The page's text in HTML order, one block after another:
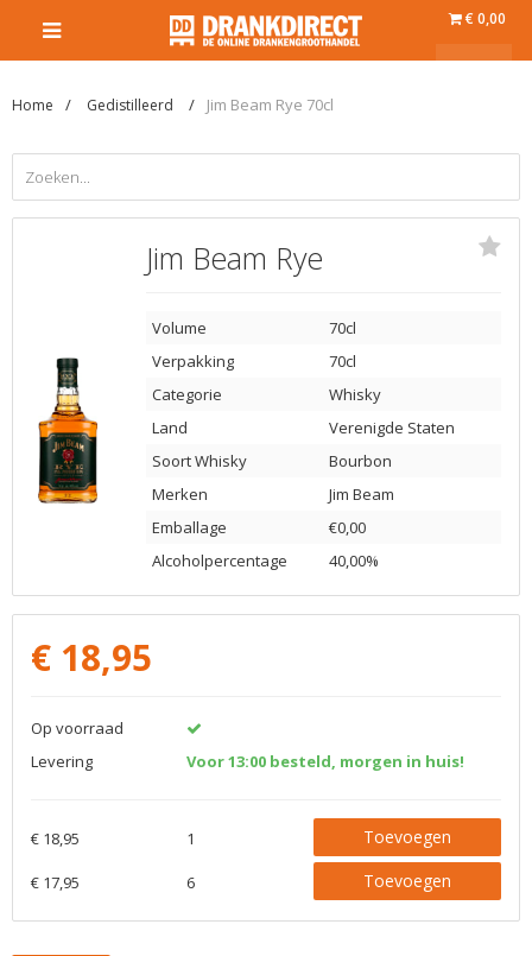
€ 0,00
Home Gedistilleerd Jim Beam Rye 70cl
Jim Beam Rye
Volume
70cl
Verpakking
70cl
Categorie
Whisky
Land
Verenigde Staten
Soort Whisky
Bourbon
Merken
Jim Beam
Emballage
€0,00
Alcoholpercentage
40,00%
€ 18,95
Op voorraad
Levering
Voor 13:00 besteld, morgen in huis!
€ 18,95 1 Toevoegen
€ 17,95 6 Toevoegen